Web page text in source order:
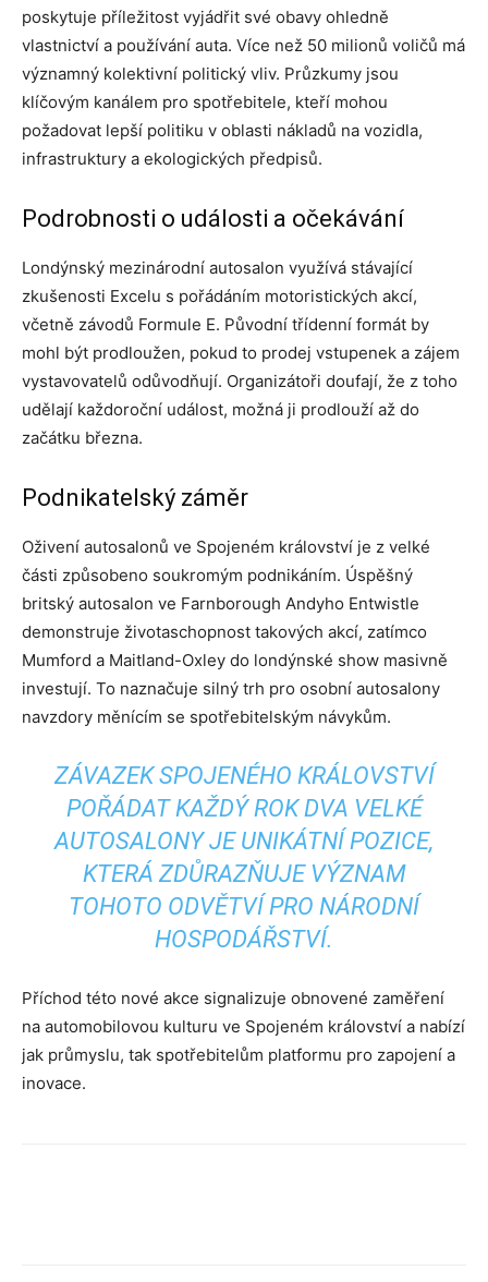
poskytuje příležitost vyjádřit své obavy ohledně
vlastnictví a používání auta. Více než 50 milionů voličů má
významný kolektivní politický vliv. Průzkumy jsou
klíčovým kanálem pro spotřebitele, kteří mohou
požadovat lepší politiku v oblasti nákladů na vozidla,
infrastruktury a ekologických předpisů.
Podrobnosti o události a očekávání
Londýnský mezinárodní autosalon využívá stávající
zkušenosti Excelu s pořádáním motoristických akcí,
včetně závodů Formule E. Původní třídenní formát by
mohl být prodloužen, pokud to prodej vstupenek a zájem
vystavovatelů odůvodňují. Organizátoři doufají, že z toho
udělají každoroční událost, možná ji prodlouží až do
začátku března.
Podnikatelský záměr
Oživení autosalonů ve Spojeném království je z velké
části způsobeno soukromým podnikáním. Úspěšný
britský autosalon ve Farnborough Andyho Entwistle
demonstruje životaschopnost takových akcí, zatímco
Mumford a Maitland-Oxley do londýnské show masivně
investují. To naznačuje silný trh pro osobní autosalony
navzdory měnícím se spotřebitelským návykům.
ZÁVAZEK SPOJENÉHO KRÁLOVSTVÍ
POŘÁDAT KAŽDÝ ROK DVA VELKÉ
AUTOSALONY JE UNIKÁTNÍ POZICE,
KTERÁ ZDŮRAZŇUJE VÝZNAM
TOHOTO ODVĚTVÍ PRO NÁRODNÍ
HOSPODÁŘSTVÍ.
Příchod této nové akce signalizuje obnovené zaměření
na automobilovou kulturu ve Spojeném království a nabízí
jak průmyslu, tak spotřebitelům platformu pro zapojení a
inovace.